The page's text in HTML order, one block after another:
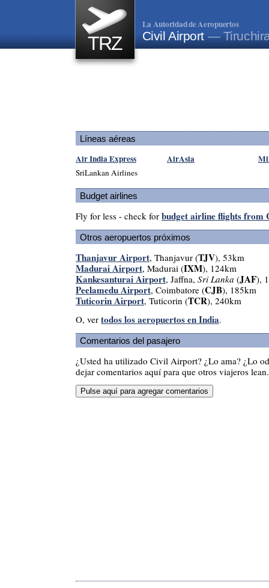
TRZ
La Autoridad de Aeropuertos
Civil Airport—
Líneas aéreas
Air India Express AirAsia
SriLankan Airlines
Budget airlines
Fly for less - check for budget airline flights
Otros aeropuertos próximos
Thanjavur Airport, Thanjavur (TJV), 53km
Madurai Airport, Madurai (IXM), 124km
Kankesanturai Airport, Jaffna, Sri Lanka (JAF),
Peelamedu Airport, Coimbatore (CJB), 185km
Tuticorin Airport, Tuticorin (TCR), 240km
O, ver todos los aeropuertos en India.
Comentarios del pasajero
¿Usted ha utilizado Civil Airport? ¿Lo ama? ¿Lo
dejar comentarios aquí para que otros viajeros lean.